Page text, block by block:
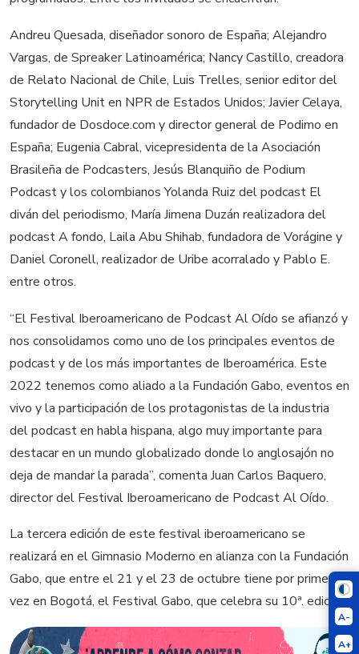
A-
A+
Andreu Quesada, diseñador sonoro de España; Alejandro
Vargas, de Spreaker Latinoamérica; Nancy Castillo, creadora
de Relato Nacional de Chile, Luis Trelles, senior editor del
Storytelling Unit en NPR de Estados Unidos; Javier Celaya,
fundador de Dosdoce.com y director general de Podimo en
España; Eugenia Cabral, vicepresidenta de la Asociación
Brasileña de Podcasters, Jesús Blanquiño de Podium
Podcast y los colombianos Yolanda Ruiz del podcast El
diván del periodismo, María Jimena Duzán realizadora del
podcast A fondo, Laila Abu Shihab, fundadora de Vorágine y
Daniel Coronell, realizador de Uribe acorralado y Pablo E.
entre otros.
“El Festival Iberoamericano de Podcast Al Oído se afianzó y
nos consolidamos como uno de los principales eventos de
podcast y de los más importantes de Iberoamérica. Este
2022 tenemos como aliado a la Fundación Gabo, eventos en
vivo y la participación de los protagonistas de la industria
del podcast en habla hispana, algo muy importante para
destacar en un mundo globalizado donde lo anglosajón no
deja de mandar la parada”, comenta Juan Carlos Baquero,
director del Festival Iberoamericano de Podcast Al Oído.
La tercera edición de este festival iberoamericano se
realizará en el Gimnasio Moderno en alianza con la Fundación
Gabo, que entre el 21 y el 23 de octubre tiene por primera
vez en Bogotá, el Festival Gabo, que celebra su 10ª. edición.